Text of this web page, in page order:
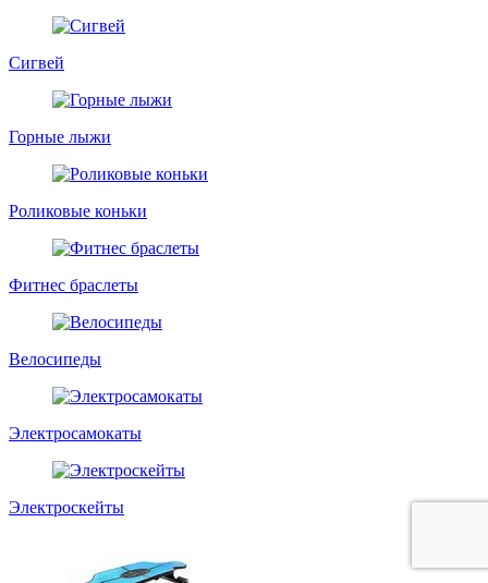
Сигвей
Горные лыжи
Роликовые коньки
Фитнес браслеты
Велосипеды
Электросамокаты
Электроскейты